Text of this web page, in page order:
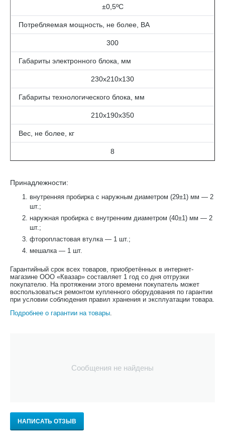
±0,5ºС
Потребляемая мощность, не более, ВА
300
Габариты электронного блока, мм
230х210х130
Габариты технологического блока, мм
210х190х350
Вес, не более, кг
8
Принадлежности:
внутренняя пробирка с наружным диаметром (29±1) мм — 2
шт.;
наружная пробирка с внутренним диаметром (40±1) мм — 2
шт.;
фторопластовая втулка — 1 шт.;
мешалка — 1 шт.
Гарантийный срок всех товаров, приобретённых в интернет-
магазине ООО «Квазар» составляет 1 год со дня отгрузки
покупателю. На протяжении этого времени покупатель может
воспользоваться ремонтом купленного оборудования по гарантии
при условии соблюдения правил хранения и эксплуатации товара.
Подробнее о гарантии на товары.
Сообщения не найдены
НАПИСАТЬ ОТЗЫВ